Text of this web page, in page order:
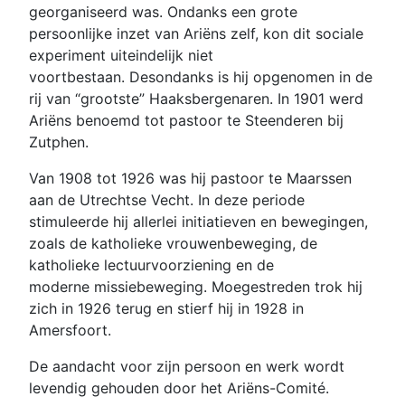
georganiseerd was. Ondanks een grote
persoonlijke inzet van Ariëns zelf, kon dit sociale
experiment uiteindelijk niet
voortbestaan. Desondanks is hij opgenomen in de
rij van “grootste” Haaksbergenaren. In 1901 werd
Ariëns benoemd tot pastoor te Steenderen bij
Zutphen.
Van 1908 tot 1926 was hij pastoor te Maarssen
aan de Utrechtse Vecht. In deze periode
stimuleerde hij allerlei initiatieven en bewegingen,
zoals de katholieke vrouwenbeweging, de
katholieke lectuurvoorziening en de
moderne missiebeweging. Moegestreden trok hij
zich in 1926 terug en stierf hij in 1928 in
Amersfoort.
De aandacht voor zijn persoon en werk wordt
levendig gehouden door het Ariëns-Comité.